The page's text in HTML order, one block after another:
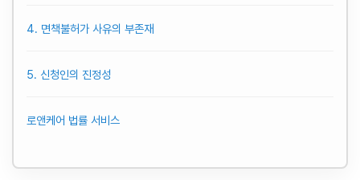
4. 면책불허가 사유의 부존재
5. 신청인의 진정성
로앤케어 법률 서비스